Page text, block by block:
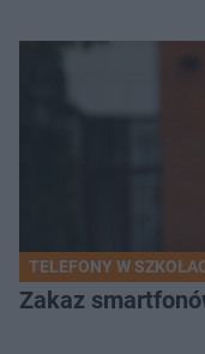
TELEFONY W
Zakaz